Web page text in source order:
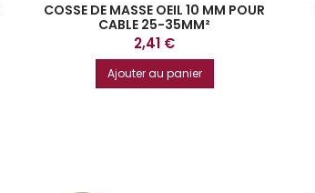
COSSE DE MASSE OEIL 10 MM POUR
CABLE 25-35MM²
Prix
2,41 €
Ajouter au panier